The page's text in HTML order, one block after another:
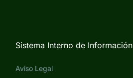
Sistema Interno de Información
Aviso Legal